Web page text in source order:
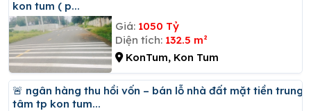
kon tum ( p...
Giá: 1050 Tỷ
Diện tích: 132.5 m²
KonTum, Kon Tum
🚨 ngân hàng thu hồi vốn – bán lỗ nhà đất mặt tiền trung
tâm tp kon tum...